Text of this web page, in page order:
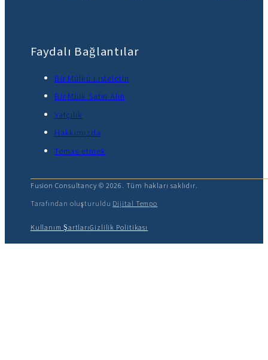
Faydalı Bağlantılar
Bir Mülkü Listeletin
Bir Mülk Satın Alın
Yatçılık
Hakkımızda
Temas etmek
Fusion Consultancy © 2026. Tüm hakları saklıdır.
Tarafından oluşturuldu Dijital Tempo
Kullanım ŞartlarıGizlilik Politikası